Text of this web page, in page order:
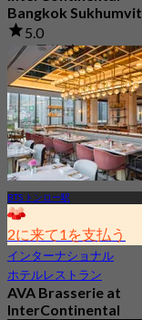
Bangkok Sukhumvit
5.0
289 予約済み
から฿ 395
BTS トンロー駅
2に来て1を支払う
インターナショナル
ホテルレストラン
AVA Brasserie at
InterContinental